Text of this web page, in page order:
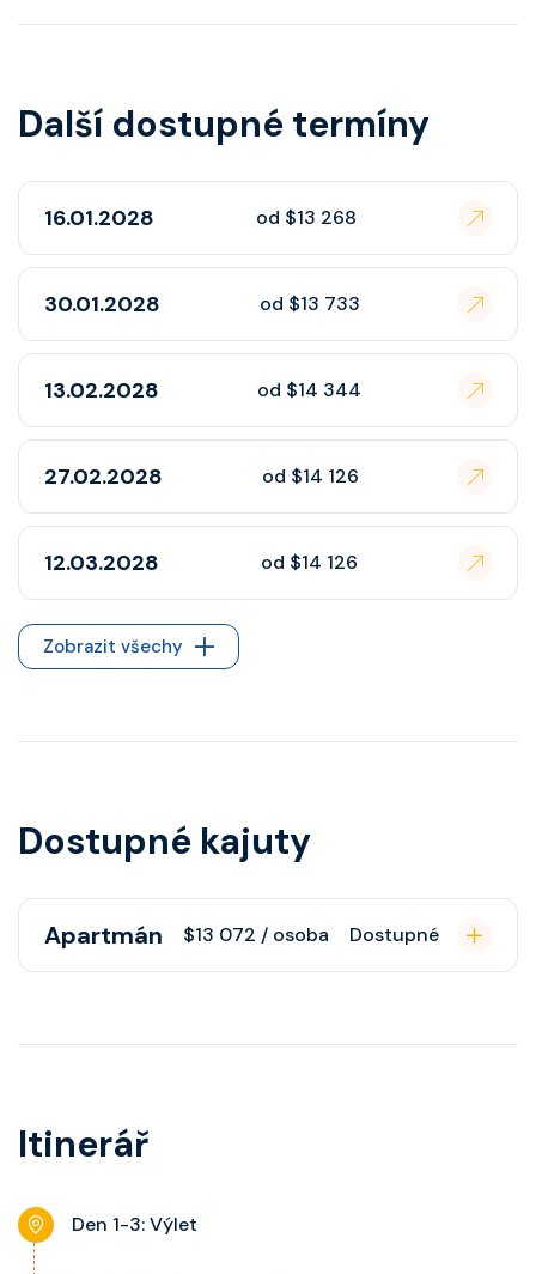
Další dostupné termíny
16.01.2028 od $13 268
30.01.2028 od $13 733
13.02.2028 od $14 344
27.02.2028 od $14 126
12.03.2028 od $14 126
Zobrazit všechy
Dostupné kajuty
Apartmán $13 072 / osoba Dostupné
pohovku či více ložnicí podle
nastavitelnou klimatizaci,
noční stolky, trezor a balkon s
výhledem, velikost kajuty a balkonu
Itinerář
Den 1-3: Výlet